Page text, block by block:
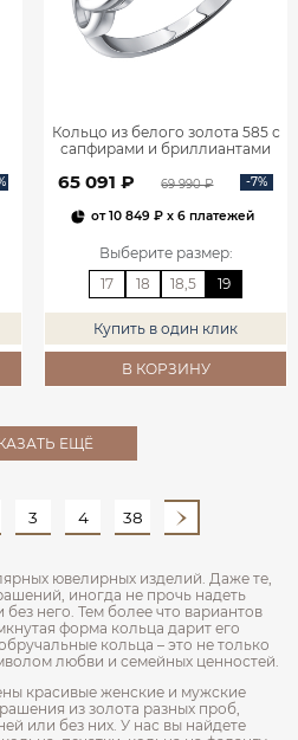
Кольцо из белого золота 585 с
сапфирами и бриллиантами
65 091 ₽ 69 990 ₽ -7%
от10 849 ₽ x 6 платежей
Выберите размер:
17
18 18,5 19
Купить в один клик
В КОРЗИНУ
ЕЩЁ
3 4 38
ювелирных изделий. Даже те,
иногда не прочь надеть
него. Тем более что вариантов
форма кольца дарит его
кольца – это не только
любви и семейных ценностей.
красивые женские и мужские
из золота разных проб,
или без них. У нас вы найдете